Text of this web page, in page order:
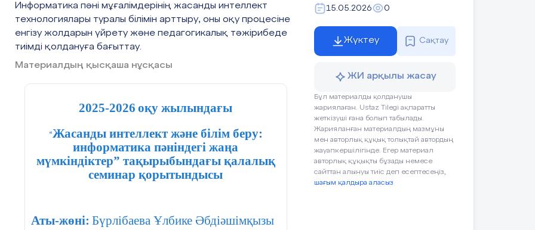
Информатика пәні мұғалімдерінің жасанды интеллект
технологиялары туралы білімін арттыру, оны оқу процесіне
енгізу жолдарын үйрету және педагогикалық тәжірибеде
тиімді қолдануға бағыттау.
Материалдың қысқаша нұсқасы
2025-2026 оқу жылындағы
“Жасанды интеллект және білім беру:
информатика пәніндегі жаңа
мүмкіндіктер” тақырыбындағы қалалық
семинар қорытындысы
Аты-жөні: Бүрлібаева Ұлбике Әбдіәшімқызы
15.05.2026 0
Жүктеу Сақтау
ЖИ арқылы жасау
Бұл материалды қолданушы
жариялаған. Ustaz Tilegi ақпаратты
жеткізуші ғана болып табылады.
Жарияланған материалдың мазмұны
мен авторлық құқық толықтай автордың
жауапкершілігінде. Егер материал
авторлық құқықты бұзады немесе
сайттан алынуы тиіс деп есептесеңіз,
шағым қалдыра аласыз